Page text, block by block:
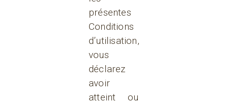
présentes
Conditions
d’utilisation,
vous
déclarez
avoir
atteint ou